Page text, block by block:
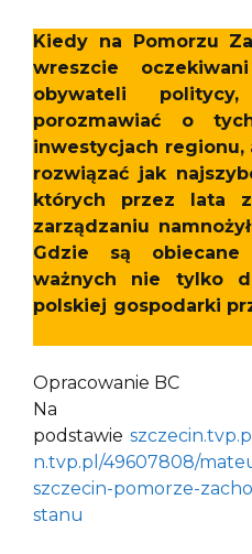
Kiedy na Pomorzu
wreszcie
obywateli
porozmawiać o
inwestycjach
rozwiązać jak
których przez lata
zarządzaniu
Gdzie są obiecane
ważnych nie tylko
polskiej
Opracowanie BC
Na
podstawieszczecin.tvp.pl
n.tvp.pl/49607808/
szczecin-pomorze-
stanu